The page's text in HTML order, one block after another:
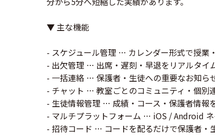
▼ 主な機能
- スケジュール管理 … カレンダー形式で授業
- 出欠管理 … 出席・遅刻・早退をリアルタイ
- 一括連絡 … 保護者・生徒への重要なお知ら
- チャット … 教室ごとのコミュニティ・個別
- 生徒情報管理 … 成績・コース・保護者情報
- マルチプラットフォーム … iOS / Android
- 招待コード … コードを配るだけで保護者・